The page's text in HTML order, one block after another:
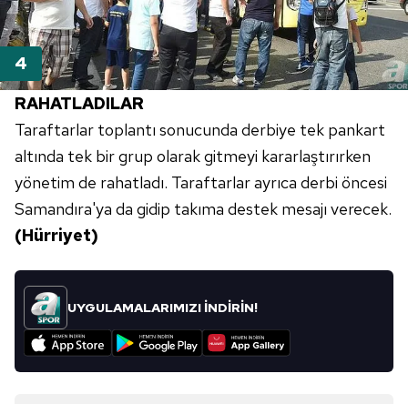
6698 sayılı Kişisel Verilerin Korunması Kanunu uyarınca
hazırlanmış Aydınlatma Metnimizi okumak ve sitemizde
ilgili mevzuata uygun olarak kullanılan çerezlerle ilgili bilgi
almak için lütfentıklayınız.
RAHATLADILAR
Taraftarlar toplantı sonucunda derbiye tek pankart
altında tek bir grup olarak gitmeyi kararlaştırırken
yönetim de rahatladı. Taraftarlar ayrıca derbi öncesi
Samandıra'ya da gidip takıma destek mesajı verecek.
(Hürriyet)
UYGULAMALARIMIZI İNDİRİN!